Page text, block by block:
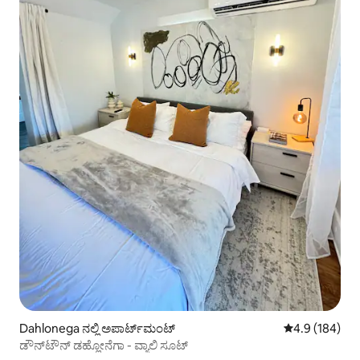
Dahlonega ನಲ್ಲಿ ಅಪಾರ್ಟ್‌ಮಂಟ್ 5 ರಲ್ಲಿ 4.9
4.9 (184)
ಡೌನ್‌ಟೌನ್ ಡಹ್ಲೋನೆಗಾ - ವ್ಯಾಲಿ ಸೂಟ್